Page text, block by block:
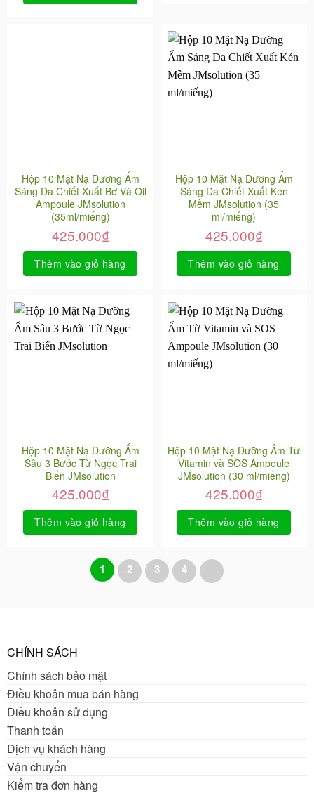
Hộp 10 Mặt Nạ Dưỡng Ẩm
Sáng Da Chiết Xuất Bơ Và Oil
Ampoule JMsolution
(35ml/miếng)
425.000₫
Thêm vào giỏ hàng
Hộp 10 Mặt Nạ Dưỡng Ẩm
Sáng Da Chiết Xuất Kén
Mềm JMsolution (35
ml/miếng)
425.000₫
Thêm vào giỏ hàng
Hộp 10 Mặt Nạ Dưỡng Ẩm
Sâu 3 Bước Từ Ngọc Trai
Biển JMsolution
425.000₫
Thêm vào giỏ hàng
Hộp 10 Mặt Nạ Dưỡng Ẩm Từ
Vitamin và SOS Ampoule
JMsolution (30 ml/miếng)
425.000₫
Thêm vào giỏ hàng
1 2 3 4
CHÍNH SÁCH
Chính sách bảo mật
Điều khoản mua bán hàng
Điều khoản sử dụng
Thanh toán
Dịch vụ khách hàng
Vận chuyển
Kiểm tra đơn hàng